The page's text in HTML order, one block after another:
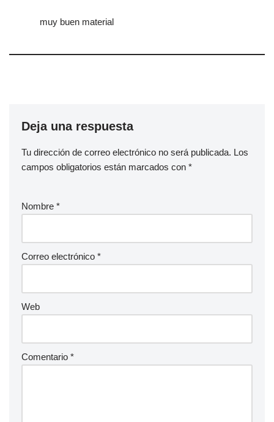
muy buen material
Deja una respuesta
Tu dirección de correo electrónico no será publicada. Los
campos obligatorios están marcados con *
Nombre *
Correo electrónico *
Web
Comentario *